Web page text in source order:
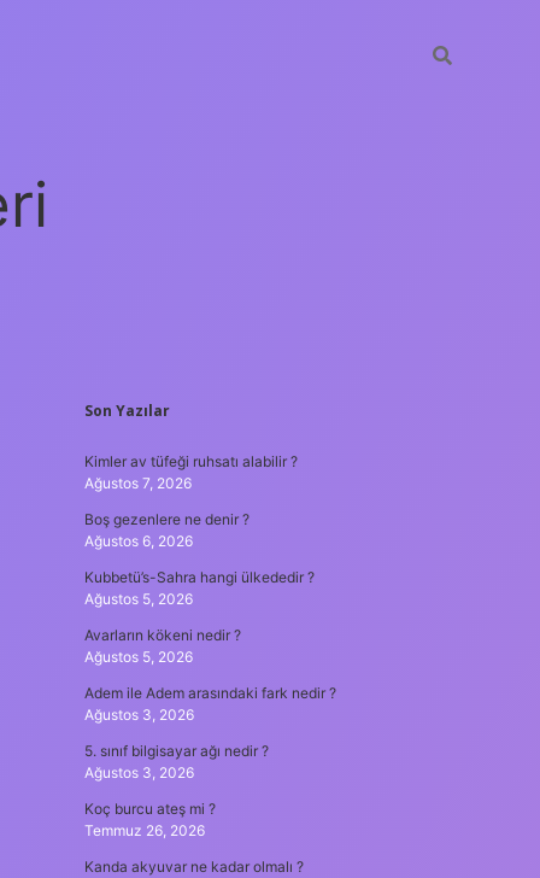
SIDEBAR
Son Yazılar
Kimler av tüfeği ruhsatı alabilir ?
Ağustos 7, 2026
Boş gezenlere ne denir ?
Ağustos 6, 2026
Kubbetü’s-Sahra hangi ülkededir ?
Ağustos 5, 2026
Avarların kökeni nedir ?
Ağustos 5, 2026
Adem ile Adem arasındaki fark nedir ?
Ağustos 3, 2026
5. sınıf bilgisayar ağı nedir ?
Ağustos 3, 2026
Koç burcu ateş mi ?
Temmuz 26, 2026
Kanda akyuvar ne kadar olmalı ?